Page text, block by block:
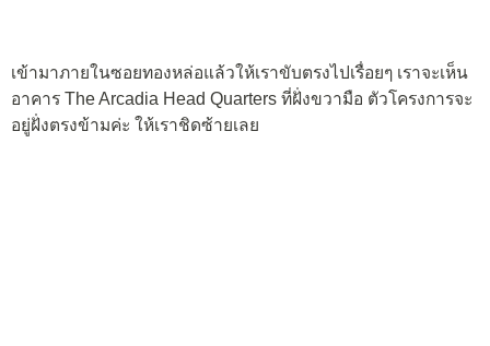
เข้ามาภายในซอยทองหล่อแล้วให้เราขับตรงไปเรื่อยๆ เราจะเห็น
อาคาร The Arcadia Head Quarters ที่ฝั่งขวามือ ตัวโครงการจะ
อยู่ฝั่งตรงข้ามค่ะ ให้เราชิดซ้ายเลย